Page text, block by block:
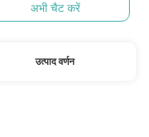
अभी चैट करें
उत्पाद वर्णन